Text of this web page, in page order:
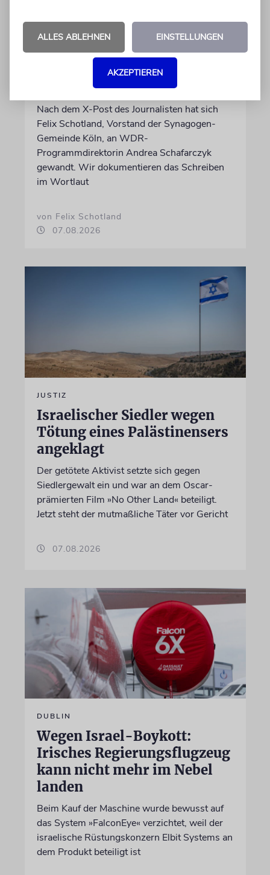
MEINUNG
Wie Georg Restle die
Glaubwürdigkeit des ÖRR
untergräbt
Nach dem X-Post des Journalisten hat sich
Felix Schotland, Vorstand der Synagogen-
Gemeinde Köln, an WDR-
Programmdirektorin Andrea Schafarczyk
gewandt. Wir dokumentieren das Schreiben
im Wortlaut
von Felix Schotland
07.08.2026
JUSTIZ
Israelischer Siedler wegen
Tötung eines Palästinensers
angeklagt
Der getötete Aktivist setzte sich gegen
Siedlergewalt ein und war an dem Oscar-
prämierten Film »No Other Land« beteiligt.
Jetzt steht der mutmaßliche Täter vor Gericht
07.08.2026
DUBLIN
Wegen Israel-Boykott:
Irisches Regierungsflugzeug
kann nicht mehr im Nebel
landen
Beim Kauf der Maschine wurde bewusst auf
das System »FalconEye« verzichtet, weil der
israelische Rüstungskonzern Elbit Systems an
dem Produkt beteiligt ist
ALLES ABLEHNEN EINSTELLUNGEN
AKZEPTIEREN